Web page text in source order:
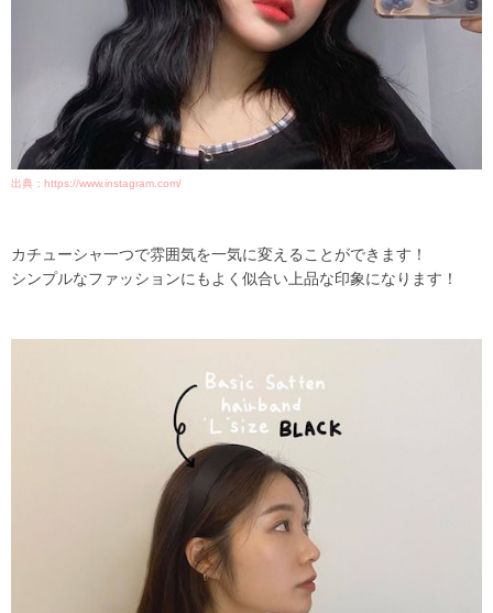
出典：https://www.instagram.com/
カチューシャ一つで雰囲気を一気に変えることができます！
シンプルなファッションにもよく似合い上品な印象になります！